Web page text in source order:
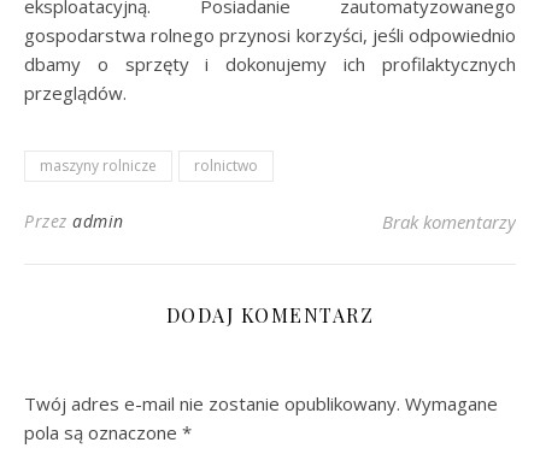
eksploatacyjną. Posiadanie zautomatyzowanego
gospodarstwa rolnego przynosi korzyści, jeśli odpowiednio
dbamy o sprzęty i dokonujemy ich profilaktycznych
przeglądów.
maszyny rolnicze rolnictwo
Przez admin Brak komentarzy
DODAJ KOMENTARZ
Twój adres e-mail nie zostanie opublikowany. Wymagane
pola są oznaczone *